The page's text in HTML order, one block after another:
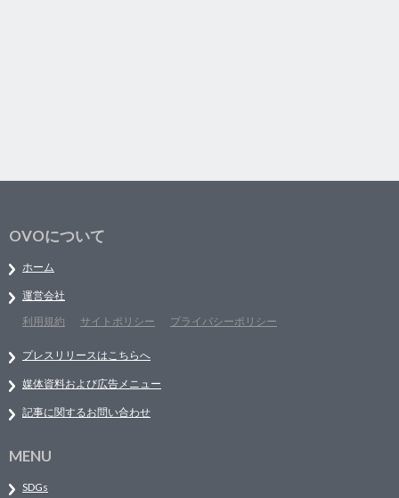
OVOについて
ホーム
運営会社
利用規約
サイトポリシー プライバシーポリシー
プレスリリースはこちらへ
媒体資料および広告メニュー
記事に関するお問い合わせ
MENU
SDGs